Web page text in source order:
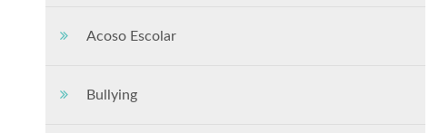
Acoso Escolar
Bullying